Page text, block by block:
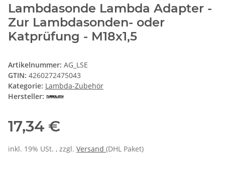
Lambdasonde Lambda Adapter -
Zur Lambdasonden- oder
Katprüfung - M18x1,5
Artikelnummer: AG_LSE
GTIN: 4260272475043
Kategorie: Lambda-Zubehör
Hersteller:
17,34 €
inkl. 19% USt. , zzgl. Versand (DHL Paket)